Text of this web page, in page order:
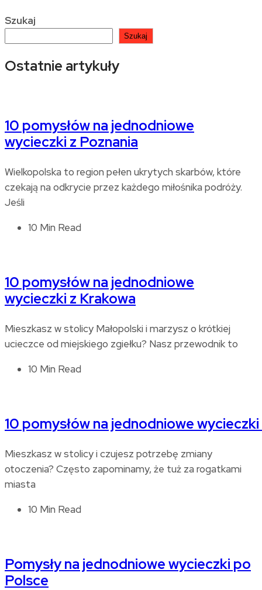
Szukaj
Szukaj
Ostatnie artykuły
10 pomysłów na jednodniowe
wycieczki z Poznania
Wielkopolska to region pełen ukrytych skarbów, które
czekają na odkrycie przez każdego miłośnika podróży.
Jeśli
10 Min Read
10 pomysłów na jednodniowe
wycieczki z Krakowa
Mieszkasz w stolicy Małopolski i marzysz o krótkiej
ucieczce od miejskiego zgiełku? Nasz przewodnik to
10 Min Read
10 pomysłów na jednodniowe
Mieszkasz w stolicy i czujesz potrzebę zmiany
otoczenia? Często zapominamy, że tuż za rogatkami
miasta
10 Min Read
Pomysły na jednodniowe wycieczki po
Polsce